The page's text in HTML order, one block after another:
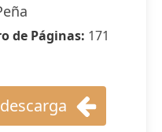
de Páginas: 171